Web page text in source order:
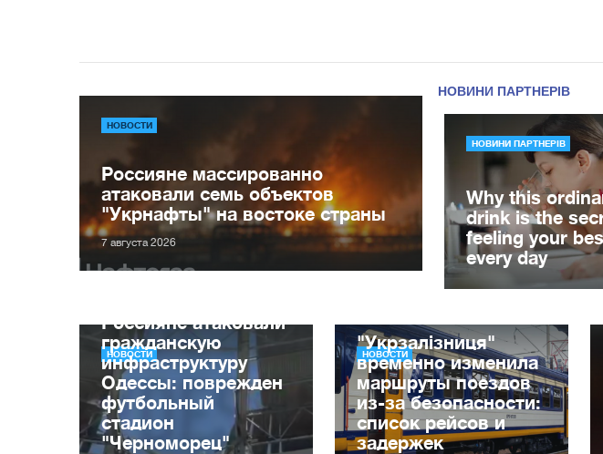
НОВОСТИ
Россияне массированно
атаковали семь объектов
"Укрнафты" на востоке страны
7 августа 2026
НОВОСТИ
Россияне атаковали
гражданскую
инфраструктуру
Одессы: поврежден
футбольный
стадион
"Черноморец"
НОВОСТИ
"Укрзалізниця"
временно изменила
маршруты поездов
из-за безопасности:
список рейсов и
задержек